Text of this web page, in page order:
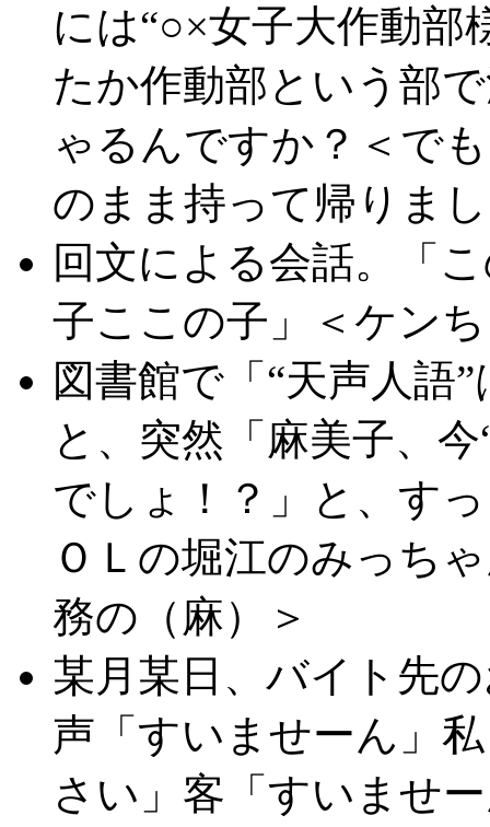
には“○×女子大作動部
たか作動部という部
ゃるんですか？＜で
のまま持って帰りま
回文による会話。「
子ここの子」＜ケン
図書館で「“天声人語
と、突然「麻美子、
でしょ！？」と、す
ＯＬの堀江のみっち
務の（麻）＞
某月某日、バイト先
声「すいませーん」
さい」客「すいませ